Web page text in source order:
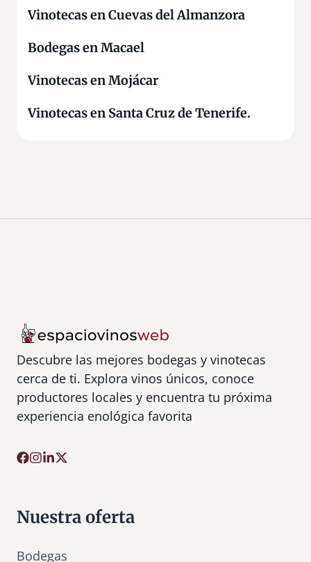
Vinotecas en Cuevas del Almanzora
Bodegas en Macael
Vinotecas en Mojácar
Vinotecas en Santa Cruz de Tenerife.
Descubre las mejores bodegas y vinotecas
cerca de ti. Explora vinos únicos, conoce
productores locales y encuentra tu próxima
experiencia enológica favorita
Nuestra oferta
Bodegas